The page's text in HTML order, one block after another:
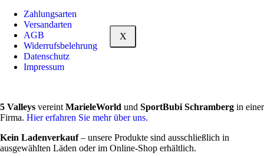
X
Zahlungsarten
Versandarten
AGB
Widerrufsbelehrung
Datenschutz
Impressum
5 Valleys vereintMarieleWorld und SportBubi Schramberg in einer
Firma. Hier erfahren Sie mehr über uns.
Kein Ladenverkauf– unsere Produkte sind ausschließlich in
ausgewählten Läden oder im Online-Shop erhältlich.